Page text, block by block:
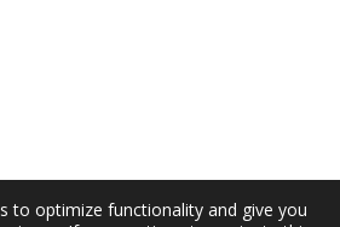
to optimize functionality and give you